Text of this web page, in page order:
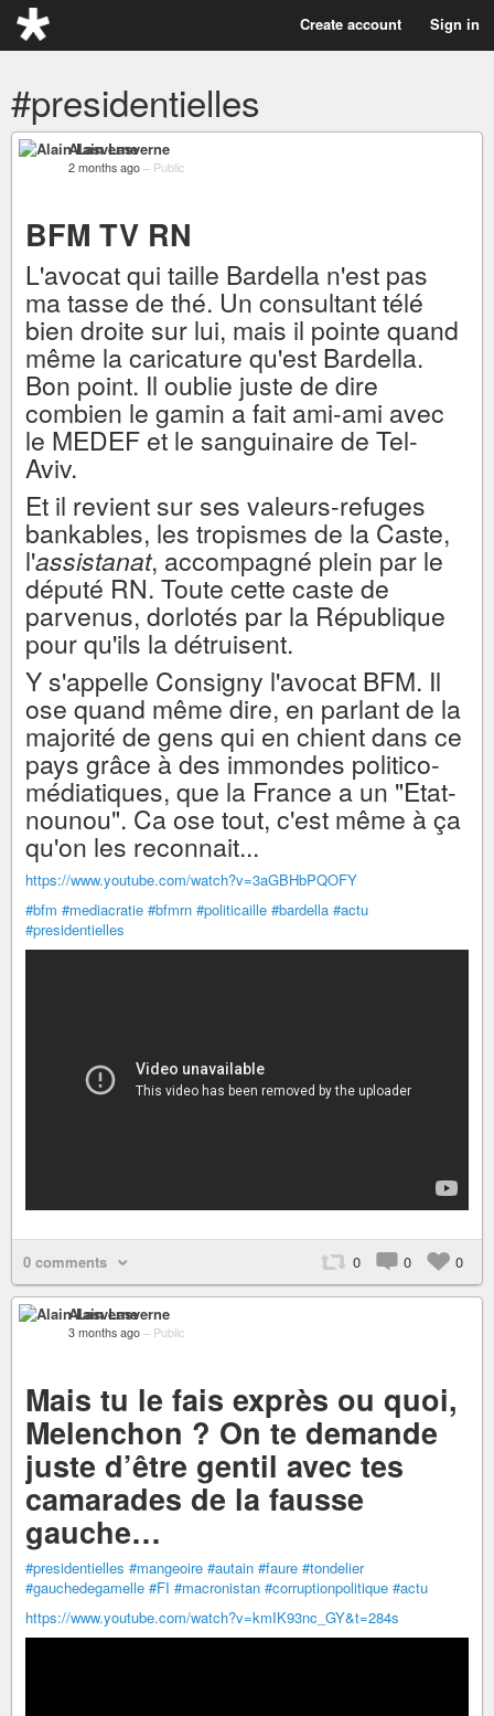
Create account Sign in
#presidentielles
Alain Lasverne
2 months ago – Public
BFM TV RN
L'avocat qui taille Bardella n'est pas
ma tasse de thé. Un consultant télé
bien droite sur lui, mais il pointe quand
même la caricature qu'est Bardella.
Bon point. Il oublie juste de dire
combien le gamin a fait ami-ami avec
le MEDEF et le sanguinaire de Tel-
Aviv.
Et il revient sur ses valeurs-refuges
bankables, les tropismes de la Caste,
l'assistanat, accompagné plein par le
député RN. Toute cette caste de
parvenus, dorlotés par la République
pour qu'ils la détruisent.
Y s'appelle Consigny l'avocat BFM. Il
ose quand même dire, en parlant de la
majorité de gens qui en chient dans ce
pays grâce à des immondes politico-
médiatiques, que la France a un "Etat-
nounou". Ca ose tout, c'est même à ça
qu'on les reconnait...
https://www.youtube.com/watch?v=3aGBHbPQOFY
#bfm #mediacratie #bfmrn #politicaille #bardella #actu
#presidentielles
0 comments 0 0 0
Alain Lasverne
3 months ago – Public
Mais tu le fais exprès ou quoi,
Melenchon ? On te demande
juste d’être gentil avec tes
camarades de la fausse
gauche…
#presidentielles #mangeoire #autain #faure #tondelier
#gauchedegamelle #FI #macronistan #corruptionpolitique #actu
https://www.youtube.com/watch?v=kmIK93nc_GY&t=284s